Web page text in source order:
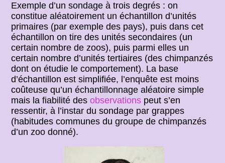
Exemple d’un sondage à trois degrés : on
constitue aléatoirement un échantillon d’unités
primaires (par exemple des pays), puis dans cet
échantillon on tire des unités secondaires (un
certain nombre de zoos), puis parmi elles un
certain nombre d’unités tertiaires (des chimpanzés
dont on étudie le comportement). La base
d’échantillon est simplifiée, l’enquête est moins
coûteuse qu’un échantillonnage aléatoire simple
mais la fiabilité desobservations peut s’en
ressentir, à l’instar du sondage par grappes
(habitudes communes du groupe de chimpanzés
d’un zoo donné).